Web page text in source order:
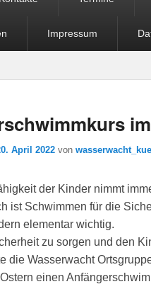
Impressum
April 2022 von
der Kinder nimmt
ist Schwimmen für die
elementar wichtig.
zu sorgen und den
die Wasserwacht
einen